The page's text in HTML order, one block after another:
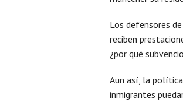
Los defensores
reciben
¿por qué
Aun así, la
inmigrantes